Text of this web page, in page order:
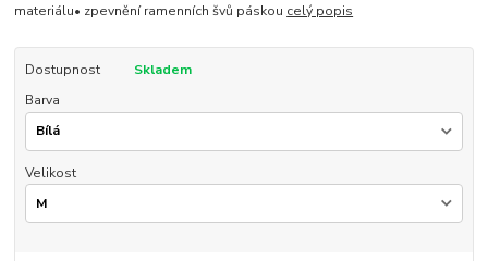
materiálu• zpevnění ramenních švů páskou celý popis
Dostupnost
Skladem
Barva
Velikost